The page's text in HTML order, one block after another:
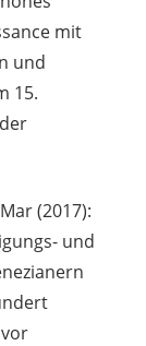
mit
und
15.
(2017):
und